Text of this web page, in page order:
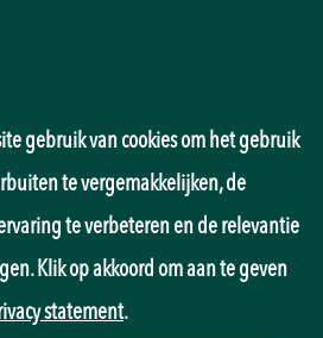
gebruik van cookies om het gebruik
te vergemakkelijken, de
te verbeteren en de relevantie
Klik op akkoord om aan te geven
statement.